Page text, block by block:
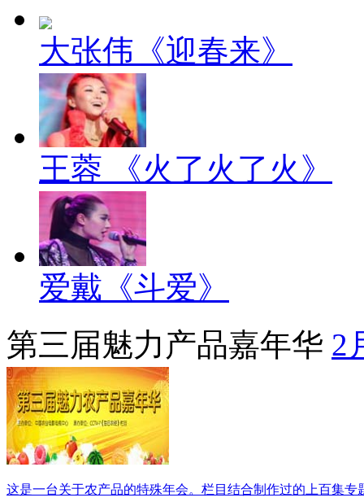
大张伟《迎春来》
王蓉 《火了火了火》
爱戴《斗爱》
第三届魅力产品嘉年华 2
这是一台关于农产品的特殊年会。栏目结合制作过的上百集